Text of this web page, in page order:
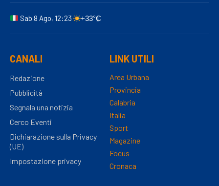
Sab 8 Ago, 12:23 +33°C
CANALI
Redazione
Pubblicità
Segnala una notizia
Cerco Eventi
Dichiarazione sulla Privacy
(UE)
Impostazione privacy
LINK UTILI
Area Urbana
Provincia
Calabria
Italia
Sport
Magazine
Focus
Cronaca